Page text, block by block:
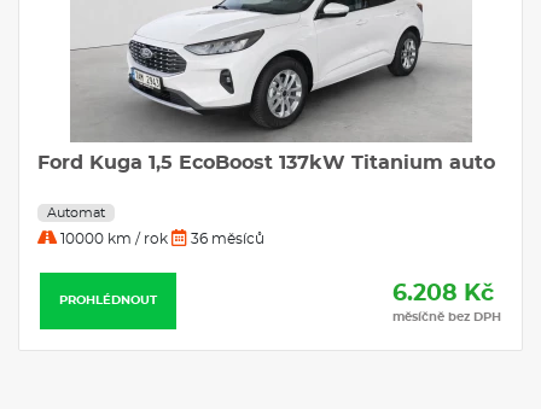
Ford Kuga 1,5 EcoBoost 137kW Titanium auto
Automat
10000 km / rok 36 měsíců
PROHLÉDNOUT 6.208 Kč
měsíčně bez DPH